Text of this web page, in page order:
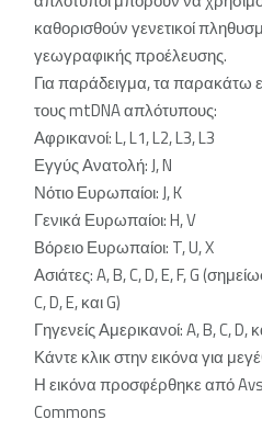
καθορισθούν γενετικοί
γεωγραφικής προέλευσης.
Για παράδειγμα, τα παρακάτω
τους mtDNA απλότυπους:
Αφρικανοί: L, L1, L2, L3, L3
Εγγύς Ανατολή: J, N
Νότιο Ευρωπαίοι: J, K
Γενικά Ευρωπαίοι: H, V
Βόρειο Ευρωπαίοι: T, U, X
Ασιάτες: A, B, C, D, E, F, G
C, D, E, και G)
Γηγενείς Αμερικανοί: A, B, C, D,
Κάντε κλικ στην εικόνα για
Η εικόνα προσφέρθηκε από
Commons